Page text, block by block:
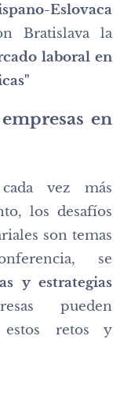
Eslovaca
Bratislava la
laboral en
en
vez más
los desafíos
son temas
se
y estrategias
pueden
estos retos y